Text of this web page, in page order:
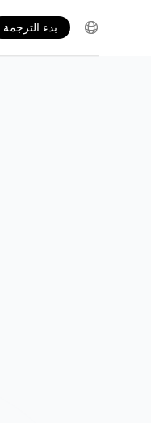
بدء الترجمة